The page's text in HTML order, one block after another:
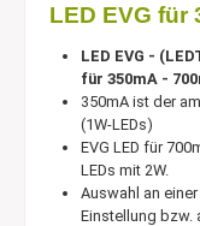
LED EVG für
LED EVG -
für 350mA -
350mA ist der
(1W-LEDs)
EVG LED für
LEDs mit 2W.
Auswahl an
Einstellung bzw.